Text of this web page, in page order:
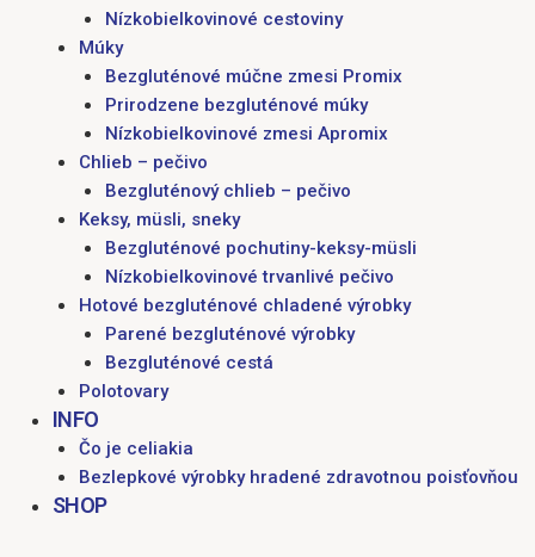
Nízkobielkovinové cestoviny
Múky
Bezgluténové múčne zmesi Promix
Prirodzene bezgluténové múky
Nízkobielkovinové zmesi Apromix
Chlieb – pečivo
Bezgluténový chlieb – pečivo
Keksy, müsli, sneky
Bezgluténové pochutiny-keksy-müsli
Nízkobielkovinové trvanlivé pečivo
Hotové bezgluténové chladené výrobky
Parené bezgluténové výrobky
Bezgluténové cestá
Polotovary
INFO
Čo je celiakia
Bezlepkové výrobky hradené zdravotnou poisťovňou
SHOP